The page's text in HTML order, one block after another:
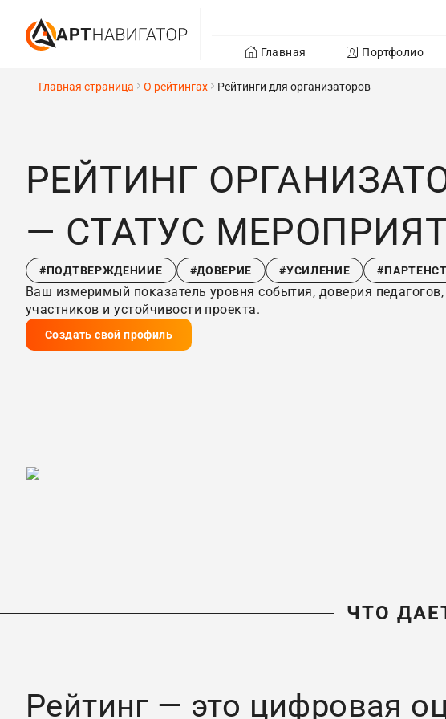
Главная Портфолио
Главная страница О рейтингах Рейтинги для организаторов
РЕЙТИНГ
— СТАТУС
#ПОДТВЕРЖДЕНИИЕ #ДОВЕРИЕ #УСИЛЕНИЕ
Ваш измеримый показатель уровня события, доверия педагогов,
участников и устойчивости проекта.
Создать свой профиль
ЧТО
Рейтинг — это цифровая